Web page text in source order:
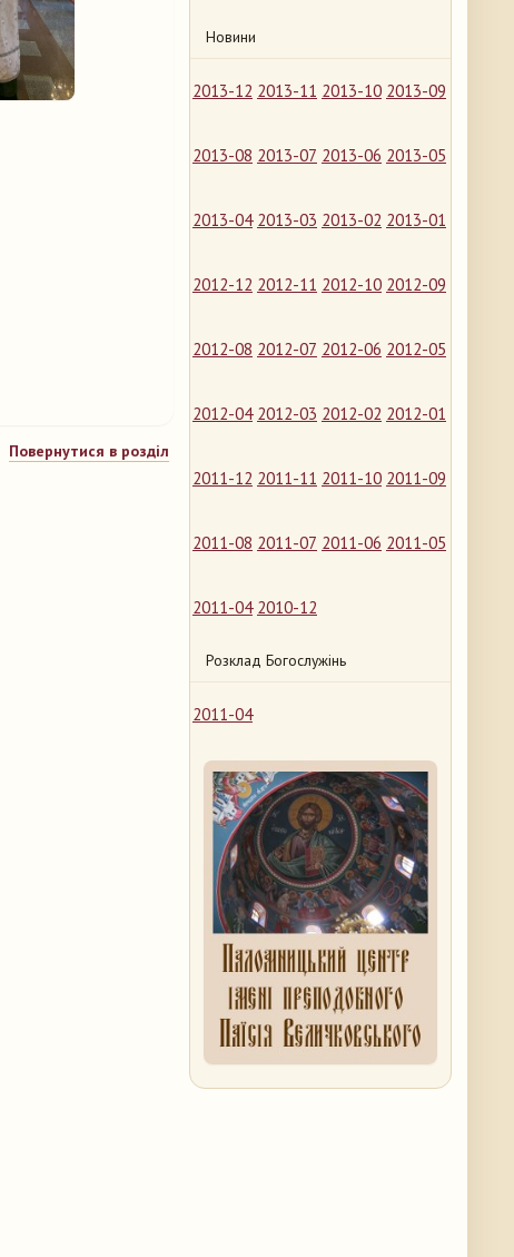
Новини
2013-12 2013-11 2013-10 2013-09
2013-08 2013-07 2013-06 2013-05
2013-04 2013-03 2013-02 2013-01
2012-12 2012-11 2012-10 2012-09
2012-08 2012-07 2012-06 2012-05
2012-04 2012-03 2012-02 2012-01
2011-12 2011-11 2011-10 2011-09
2011-08 2011-07 2011-06 2011-05
2011-04 2010-12
Розклад Богослужінь
2011-04
Повернутися в розділ